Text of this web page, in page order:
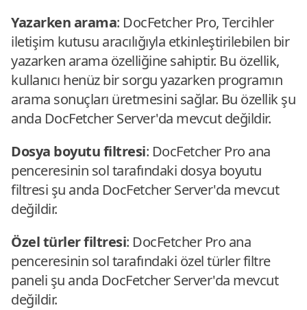
Yazarken arama: DocFetcher Pro, Tercihler
iletişim kutusu aracılığıyla etkinleştirilebilen bir
yazarken arama özelliğine sahiptir. Bu özellik,
kullanıcı henüz bir sorgu yazarken programın
arama sonuçları üretmesini sağlar. Bu özellik şu
anda DocFetcher Server'da mevcut değildir.
Dosya boyutu filtresi: DocFetcher Pro ana
penceresinin sol tarafındaki dosya boyutu
filtresi şu anda DocFetcher Server'da mevcut
değildir.
Özel türler filtresi: DocFetcher Pro ana
penceresinin sol tarafındaki özel türler filtre
paneli şu anda DocFetcher Server'da mevcut
değildir.